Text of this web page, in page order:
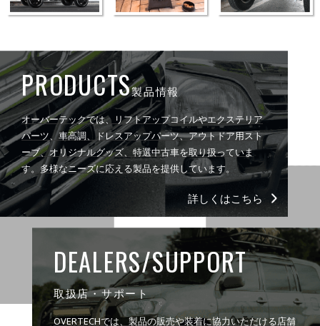
PRODUCTS製品情報
オーバーテックでは、リフトアップコイルやエクステリア
パーツ、車高調、ドレスアップパーツ、アウトドア用スト
ーブ、オリジナルグッズ、特選中古車を取り扱っていま
す。多様なニーズに応える製品を提供しています。
詳しくはこちら
DEALERS/SUPPORT
取扱店・サポート
OVERTECHでは、製品の販売や装着に協力いただける店舗